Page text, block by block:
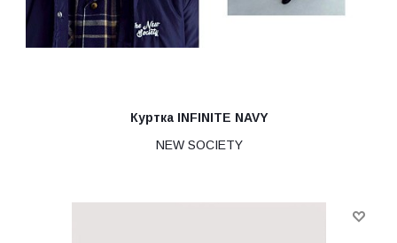
Куртка INFINITE NAVY
NEW SOCIETY